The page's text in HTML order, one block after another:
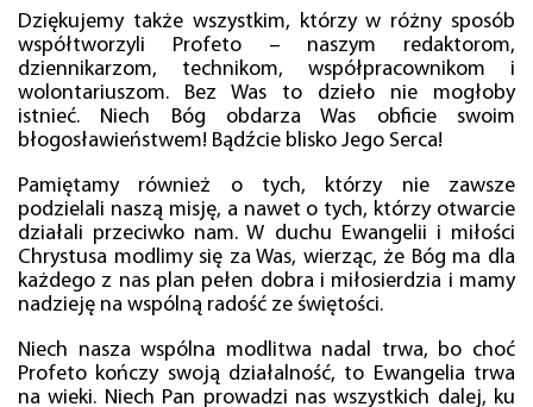
Dziękujemy także wszystkim, którzy w różny sposób
współtworzyli Profeto – naszym redaktorom,
dziennikarzom, technikom, współpracownikom i
wolontariuszom. Bez Was to dzieło nie mogłoby
istnieć. Niech Bóg obdarza Was obficie swoim
błogosławieństwem! Bądźcie blisko Jego Serca!
Pamiętamy również o tych, którzy nie zawsze
podzielali naszą misję, a nawet o tych, którzy otwarcie
działali przeciwko nam. W duchu Ewangelii i miłości
Chrystusa modlimy się za Was, wierząc, że Bóg ma dla
każdego z nas plan pełen dobra i miłosierdzia i mamy
nadzieję na wspólną radość ze świętości.
Niech nasza wspólna modlitwa nadal trwa, bo choć
Profeto kończy swoją działalność, to Ewangelia trwa
na wieki. Niech Pan prowadzi nas wszystkich dalej, ku